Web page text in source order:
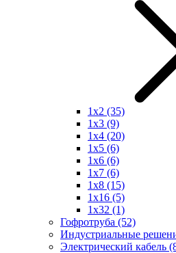
1x2 (35)
1x3 (9)
1x4 (20)
1x5 (6)
1x6 (6)
1x7 (6)
1x8 (15)
1x16 (5)
1x32 (1)
Гофротруба (52)
Индустриальные
Электрический кабель